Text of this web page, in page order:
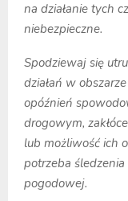
na działanie tych
niebezpieczne.
Spodziewaj się
działań w
opóźnień
drogowym,
lub możliwość ich
potrzeba
pogodowej.